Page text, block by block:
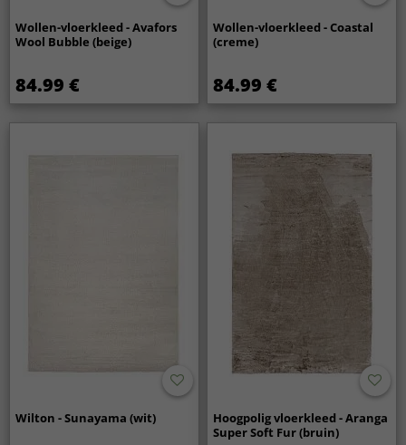
Wollen-vloerkleed - Avafors
Wool Bubble (beige)
84.99 €
Wollen-vloerkleed - Coastal
(creme)
84.99 €
Wilton - Sunayama (wit)
Hoogpolig vloerkleed - Aranga
Super Soft Fur (bruin)